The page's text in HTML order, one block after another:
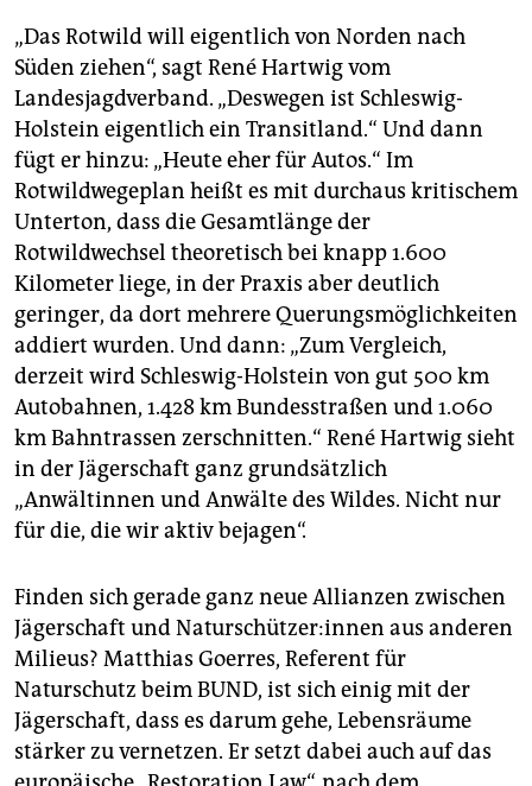
„Das Rotwild will eigentlich von Norden nach
Süden ziehen“, sagt René Hartwig vom
Landesjagdverband. „Deswegen ist Schleswig-
Holstein eigentlich ein Transitland.“ Und dann
fügt er hinzu: „Heute eher für Autos.“ Im
Rotwildwegeplan heißt es mit durchaus kritischem
Unterton, dass die Gesamtlänge der
Rotwildwechsel theoretisch bei knapp 1.600
Kilometer liege, in der Praxis aber deutlich
geringer, da dort mehrere Querungsmöglichkeiten
addiert wurden. Und dann: „Zum Vergleich,
derzeit wird Schleswig-Holstein von gut 500 km
Autobahnen, 1.428 km Bundesstraßen und 1.060
km Bahntrassen zerschnitten.“ René Hartwig sieht
in der Jägerschaft ganz grundsätzlich
„Anwältinnen und Anwälte des Wildes. Nicht nur
für die, die wir aktiv bejagen“.
Finden sich gerade ganz neue Allianzen zwischen
Jägerschaft und Na­tur­schüt­ze­r:in­nen aus anderen
Milieus? Matthias Goer­res, Referent für
Naturschutz beim BUND, ist sich einig mit der
Jägerschaft, dass es darum gehe, Lebensräume
stärker zu vernetzen. Er setzt dabei auch auf das